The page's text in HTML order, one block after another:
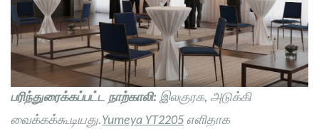
பரிந்துரைக்கப்பட்ட நாற்காலி: இலகுரக, அடுக்கி
வைக்கக்கூடியது.Yumeya YT2205 எளிதாக